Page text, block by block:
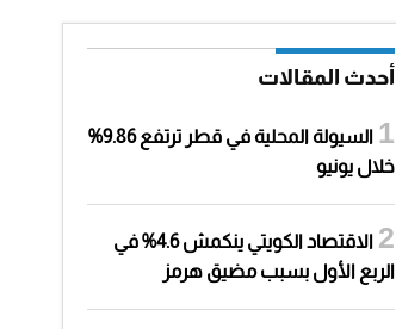
أحدث المقالات
السيولة المحلية في قطر ترتفع 9.86%
خلال يونيو
الاقتصاد الكويتي ينكمش 4.6% في
الربع الأول بسبب مضيق هرمز